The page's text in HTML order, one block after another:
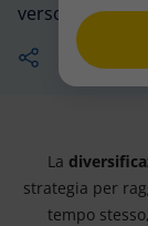
Net Zero
Modello
Innovazione
Attività nel
Mobilità
verso
La
strategia per
tempo